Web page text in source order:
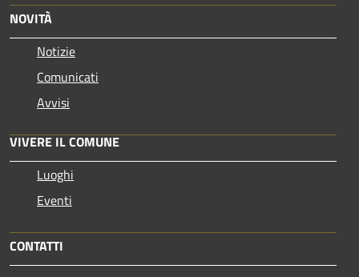
NOVITÀ
Notizie
Comunicati
Avvisi
VIVERE IL COMUNE
Luoghi
Eventi
CONTATTI